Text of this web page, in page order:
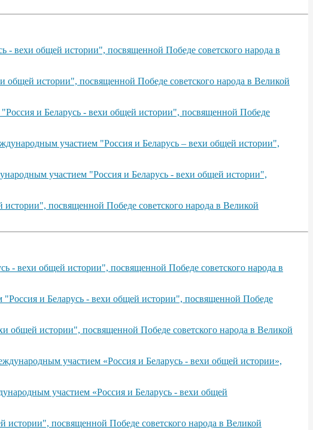
вехи общей истории", посвященной Победе советского народа в
истории", посвященной Победе советского народа в Великой
и Беларусь - вехи общей истории", посвященной Победе
участием "Россия и Беларусь – вехи общей истории",
участием "Россия и Беларусь - вехи общей истории",
посвященной Победе советского народа в Великой
- вехи общей истории", посвященной Победе советского народа в
и Беларусь - вехи общей истории", посвященной Победе
общей истории", посвященной Победе советского народа в Великой
участием «Россия и Беларусь - вехи общей истории»,
участием «Россия и Беларусь - вехи общей
посвященной Победе советского народа в Великой